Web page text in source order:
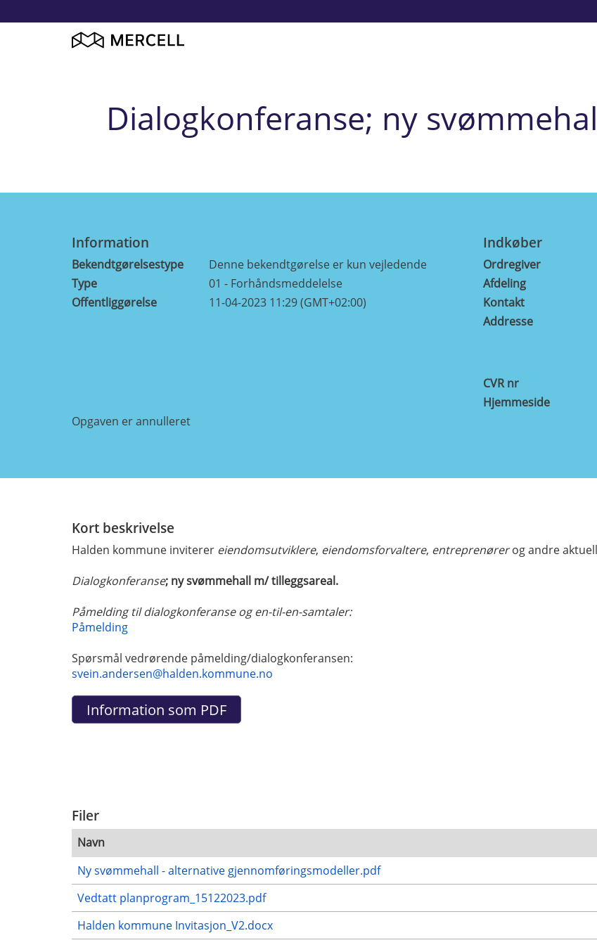
Dialogkonferanse; ny
Information
Bekendtgørelsestype
Denne bekendtgørelse er kun vejledende
Type
01 - Forhåndsmeddelelse
Offentliggørelse
11-04-2023 11:29 (GMT+02:00)
Indkøber
Ordregiver
Afdeling
Kontakt
Addresse
CVR nr
Hjemmeside
Opgaven er annulleret
Kort beskrivelse
Halden kommune inviterer eiendomsutviklere, eiendomsforvaltere, entreprenører og andre
Dialogkonferanse; ny svømmehall m/ tilleggsareal.
Påmelding til dialogkonferanse og en-til-en-samtaler:
Påmelding
Spørsmål vedrørende påmelding/dialogkonferansen:
svein.andersen@halden.kommune.no
Filer
Navn
Ny svømmehall - alternative gjennomføringsmodeller.pdf
Vedtatt planprogram_15122023.pdf
Halden kommune Invitasjon_V2.docx